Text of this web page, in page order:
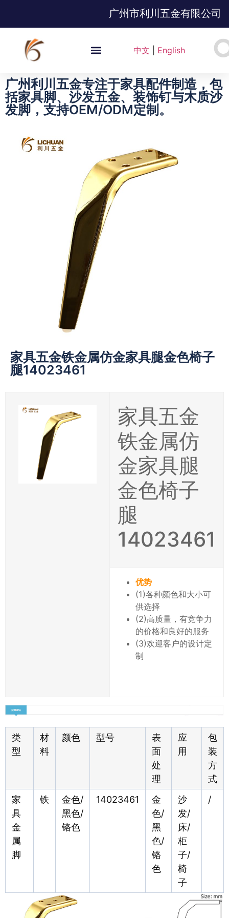
广州市利川五金有限公司
中文 English
广州利川五金专注于家具配件制造，包
括家具脚、沙发五金、装饰钉与木质沙
发脚，支持OEM/ODM定制。
家具五金铁金属仿金家具腿金色椅子
腿14023461
家具五金
铁金属仿
金家具腿
金色椅子
腿
14023461
优势
(1)各种颜色和大小可
供选择
(2)高质量，有竞争力
的价格和良好的服务
(3)欢迎客户的设计定
制
类
型
材
料
颜色 型号
表
面
处
理
应
用
包
装
方
式
家
具
金
属
脚
铁
金色/
黑色/
铬色
14023461
金
色/
黑
色/
铬
色
沙
发/
床/
柜
子/
椅
子
/